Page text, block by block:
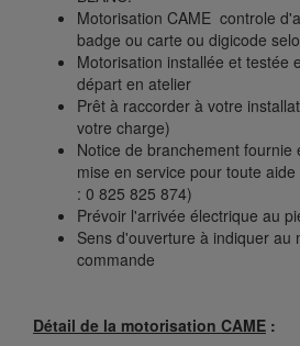
Motorisation CAME controle
badge ou carte ou digicode
Motorisation installée et testée
départ en atelier
Prêt à raccorder à votre
votre charge)
Notice de branchement fournie
mise en service pour toute aide
: 0 825 825 874)
Prévoir l'arrivée électrique au
Sens d'ouverture à indiquer au
commande
Détail de la motorisation CAME :